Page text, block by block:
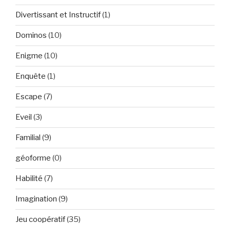
Divertissant et Instructif(1)
Dominos (10)
Enigme (10)
Enquête (1)
Escape (7)
Eveil (3)
Familial (9)
géoforme (0)
Habilité (7)
Imagination (9)
Jeu coopératif(35)